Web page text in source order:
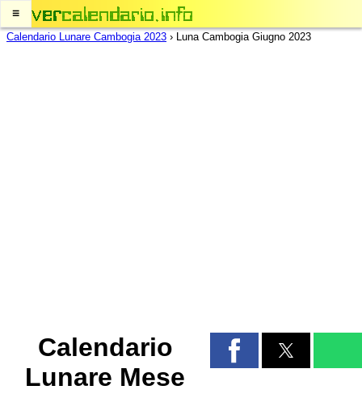
≡
Calendario Lunare Cambogia 2023 › Luna Cambogia Giugno 2023
Calendario
Lunare Mese